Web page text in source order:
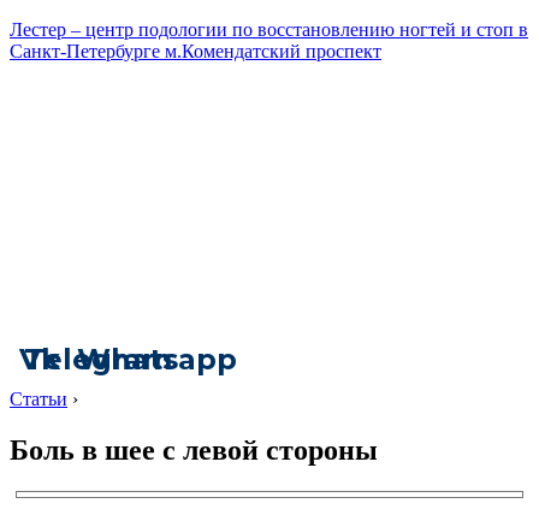
Лестер – центр подологии по восстановлению ногтей и стоп в
Санкт-Петербурге м.Комендатский проспект
Vk
Telegram
Whatsapp
Статьи ›
Боль в шее с левой стороны